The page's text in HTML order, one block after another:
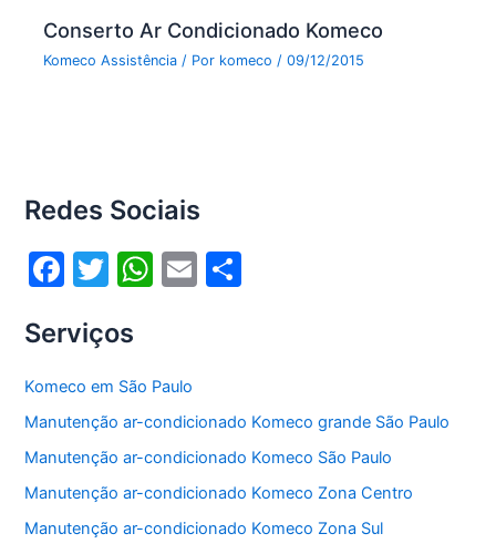
Conserto Ar Condicionado Komeco
Komeco Assistência / Por komeco/09/12/2015
Redes Sociais
F
c
e
b
o
o
k
T
itt
er
W
s
A
p
p
E
Serviços
Komeco em São Paulo
Manutenção ar-condicionado Komeco grande São Paulo
Manutenção ar-condicionado Komeco São Paulo
Manutenção ar-condicionado Komeco Zona Centro
Manutenção ar-condicionado Komeco Zona Sul